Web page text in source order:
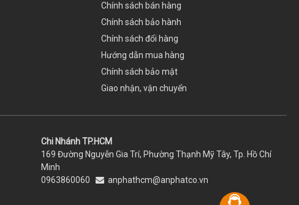
Chính sách bán hàng
Chính sách bảo hành
Chính sách đổi hàng
Hướng dẫn mua hàng
Chính sách bảo mật
Giao nhận, vận chuyển
Chi Nhánh TP.HCM
169 Đường Nguyễn Gia Trí, Phường Thạnh Mỹ Tây, Tp. Hồ Chí
Minh
0963860060
anphathcm@anphatco.vn